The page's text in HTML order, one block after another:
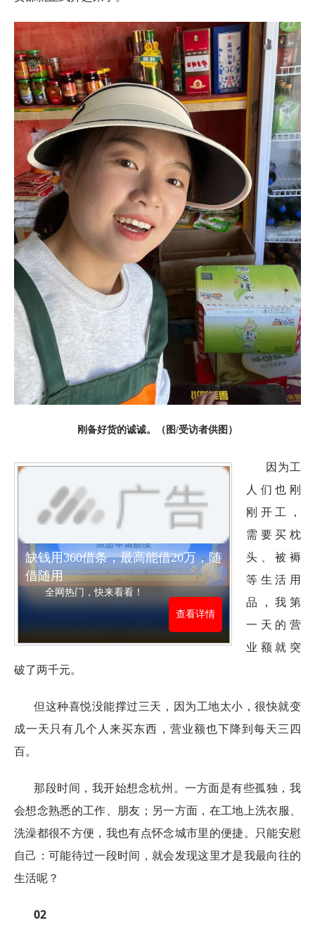
刚备好货的诚诚。（图/受访者供图）
缺钱用360借条，最高能借20万，随
借随用
全网热门，快来看看！
查看详情
因为工
人们也刚
刚开工，
需要买枕
头、被褥
等生活用
品，我第
一天的营
业额就突
破了两千元。
但这种喜悦没能撑过三天，因为工地太小，很快就变
成一天只有几个人来买东西，营业额也下降到每天三四
百。
那段时间，我开始想念杭州。一方面是有些孤独，我
会想念熟悉的工作、朋友；另一方面，在工地上洗衣服、
洗澡都很不方便，我也有点怀念城市里的便捷。只能安慰
自己：可能待过一段时间，就会发现这里才是我最向往的
生活呢？
02